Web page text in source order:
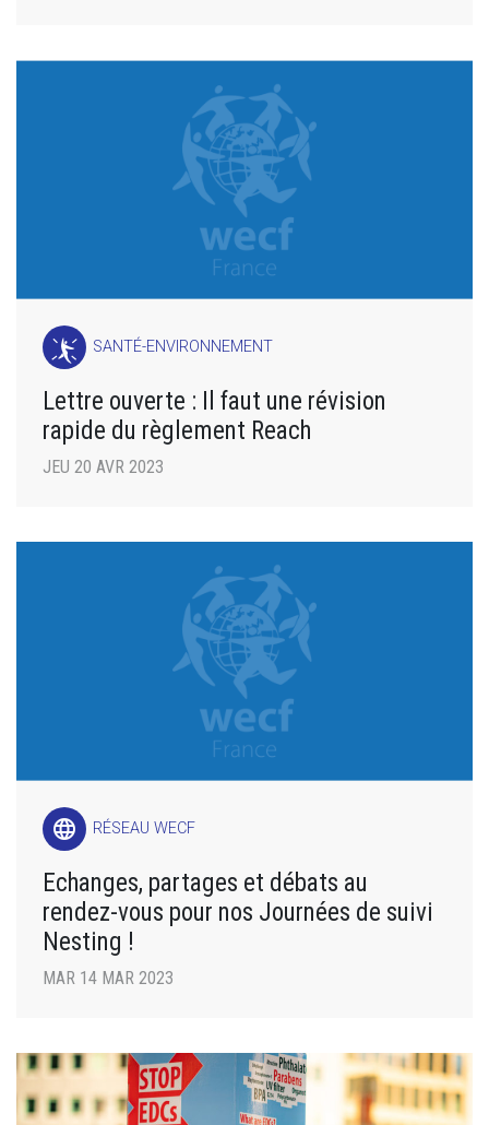
SANTÉ-ENVIRONNEMENT
Lettre ouverte : Il faut une révision
rapide du règlement Reach
JEU 20 AVR 2023
language RÉSEAU WECF
Echanges, partages et débats au
rendez-vous pour nos Journées de suivi
Nesting !
MAR 14 MAR 2023